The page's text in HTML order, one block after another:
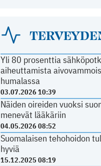
Yli 80 prosenttia
aiheuttamista
humalassa
03.07.2026 10:39
Näiden oireiden vuoksi
menevät lääkäriin
04.05.2026 08:52
Suomalaisen tehohoidon
hyviä
15.12.2025 08:19